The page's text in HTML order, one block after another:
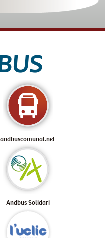
andbuscomunal.net
Andbus Solidari